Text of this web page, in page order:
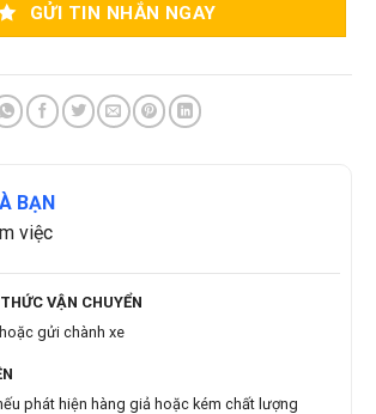
GỬI TIN NHẮN NGAY
BẠN
việc
VẬN CHUYỂN
gửi chành xe
phát hiện hàng giả hoặc kém chất lượng